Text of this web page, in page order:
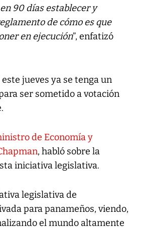
90 días establecer y
de cómo es que
en ejecución”, enfatizó
jueves ya se tenga un
ser sometido a votación
de Economía y
, habló sobre la
iniciativa legislativa.
legislativa de
para panameños, viendo,
el mundo altamente